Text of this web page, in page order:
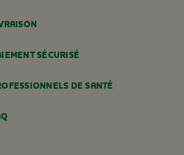
SÉCURISÉ
DE SANTÉ